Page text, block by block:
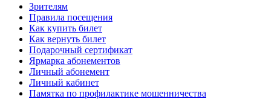
Зрителям
Правила посещения
Как купить билет
Как вернуть билет
Подарочный сертификат
Ярмарка абонементов
Личный абонемент
Личный кабинет
Памятка по профилактике мошенничества